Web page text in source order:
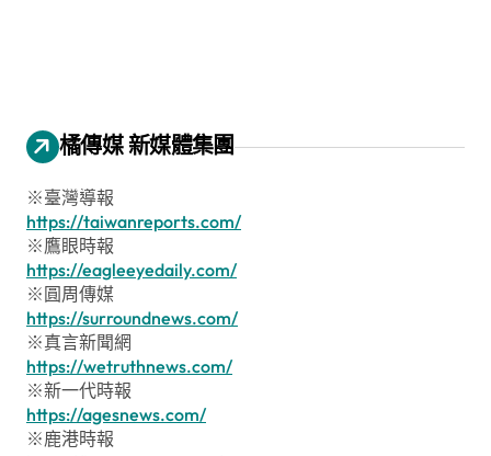
橘傳媒 新媒體集團
※臺灣導報
https://taiwanreports.com/
※鷹眼時報
https://eagleeyedaily.com/
※圓周傳媒
https://surroundnews.com/
※真言新聞網
https://wetruthnews.com/
※新一代時報
https://agesnews.com/
※鹿港時報